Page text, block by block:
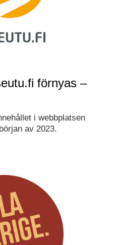
förnyas –
i webbplatsen
av 2023.